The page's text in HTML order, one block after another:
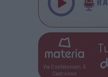
Via Confalonieri, 5
Castronno